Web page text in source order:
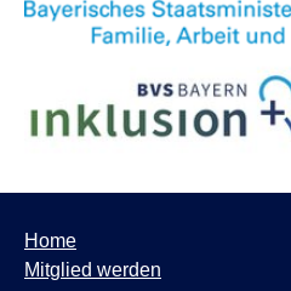
Home
Mitglied werden